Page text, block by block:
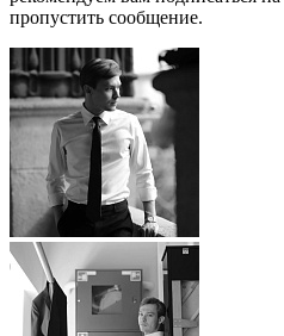
пропустить сообщение.